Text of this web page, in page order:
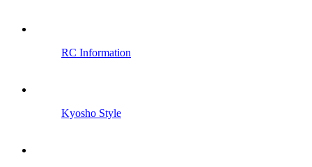
RC Information
Kyosho Style